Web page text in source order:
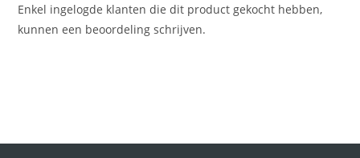
Enkel ingelogde klanten die dit product gekocht hebben,
kunnen een beoordeling schrijven.